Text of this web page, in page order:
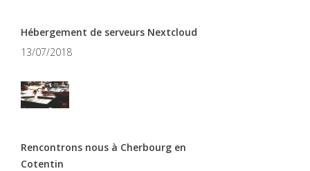
Hébergement de serveurs Nextcloud
13/07/2018
Rencontrons nous à Cherbourg en
Cotentin